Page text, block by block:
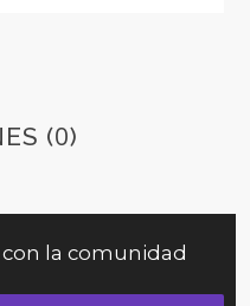
(0)
la comunidad